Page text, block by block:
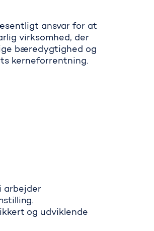
ansvar for at
virksomhed, der
bæredygtighed og
kerneforrentning.
arbejder
og udviklende